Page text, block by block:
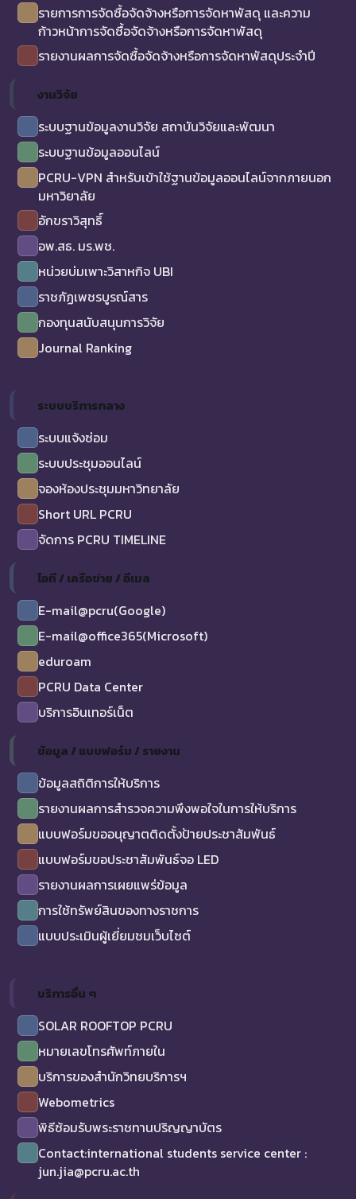
รายการการจัดซื้อจัดจ้างหรือการจัดหาพัสดุ และความ
ก้าวหน้าการจัดซื้อจัดจ้างหรือการจัดหาพัสดุ
รายงานผลการจัดซื้อจัดจ้างหรือการจัดหาพัสดุประจำปี
งานวิจัย
ระบบฐานข้อมูลงานวิจัย สถาบันวิจัยและพัฒนา
ระบบฐานข้อมูลออนไลน์
PCRU-VPN สำหรับเข้าใช้ฐานข้อมูลออนไลน์จากภายนอก
มหาวิยาลัย
อักขราวิสุทธิ์
อพ.สธ. มร.พช.
หน่วยบ่มเพาะวิสาหกิจ UBI
ราชภัฏเพชรบูรณ์สาร
กองทุนสนับสนุนการวิจัย
Journal Ranking
ระบบบริการกลาง
ระบบแจ้งซ่อม
ระบบประชุมออนไลน์
จองห้องประชุมมหาวิทยาลัย
Short URL PCRU
จัดการ PCRU TIMELINE
ไอที / เครือข่าย / อีเมล
E-mail@pcru(Google)
E-mail@office365(Microsoft)
eduroam
PCRU Data Center
บริการอินเทอร์เน็ต
ข้อมูล / แบบฟอร์ม / รายงาน
ข้อมูลสถิติการให้บริการ
รายงานผลการสำรวจความพึงพอใจในการให้บริการ
แบบฟอร์มขออนุญาตติดตั้งป้ายประชาสัมพันธ์
แบบฟอร์มขอประชาสัมพันธ์จอ LED
รายงานผลการเผยแพร่ข้อมูล
การใช้ทรัพย์สินของทางราชการ
แบบประเมินผู้เยี่ยมชมเว็บไซต์
บริการอื่น ๆ
SOLAR ROOFTOP PCRU
หมายเลขโทรศัพท์ภายใน
บริการของสำนักวิทยบริการฯ
Webometrics
พิธีซ้อมรับพระราชทานปริญญาบัตร
Contact:international students service center :
jun.jia@pcru.ac.th